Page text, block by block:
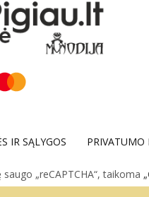
IR SĄLYGOS PRIVATUMO
saugo „reCAPTCHA“, taikoma